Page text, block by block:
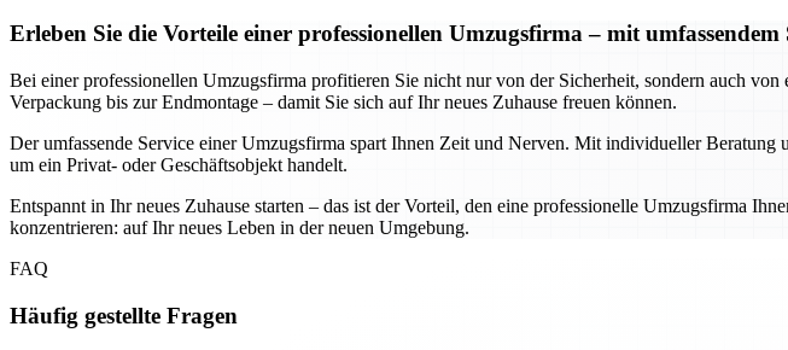
Erleben Sie die Vorteile einer professionellen Umzugsfirma – mit umfassendem
Bei einer professionellen Umzugsfirma profitieren Sie nicht nur von der Sicherheit, sondern auch
Verpackung bis zur Endmontage – damit Sie sich auf Ihr neues Zuhause freuen können.
Der umfassende Service einer Umzugsfirma spart Ihnen Zeit und Nerven. Mit individueller
um ein Privat- oder Geschäftsobjekt handelt.
Entspannt in Ihr neues Zuhause starten – das ist der Vorteil, den eine professionelle Umzugsfirma
konzentrieren: auf Ihr neues Leben in der neuen Umgebung.
FAQ
Häufig gestellte Fragen